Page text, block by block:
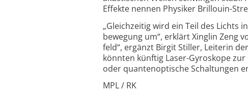
Effekte nennen Physiker Brillouin-
„Gleichzeitig wird ein Teil des Lichts
bewegung um“, erklärt Xinglin Zeng
feld“, ergänzt Birgit Stiller, Leiterin
könnten künftig Laser-Gyroskope
oder quanten­optische Schaltungen
MPL / RK